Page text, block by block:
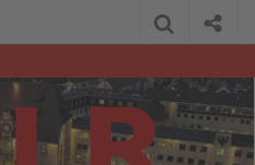
wir-hn.de –
wirland.eu